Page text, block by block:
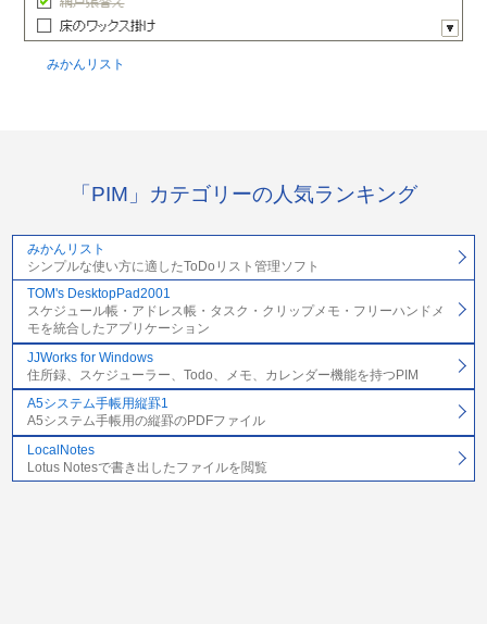
みかんリスト
「PIM」カテゴリーの人気ランキング
みかんリスト
シンプルな使い方に適したToDoリスト管理ソフト
TOM's DesktopPad2001
スケジュール帳・アドレス帳・タスク・クリップメモ・フリーハンドメ
モを統合したアプリケーション
JJWorks for Windows
住所録、スケジューラー、Todo、メモ、カレンダー機能を持つPIM
A5システム手帳用縦罫1
A5システム手帳用の縦罫のPDFファイル
LocalNotes
Lotus Notesで書き出したファイルを閲覧